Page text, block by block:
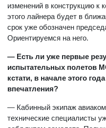
изменений в конструкцию к
этого лайнера будет в
срок уже обозначен
Ориентируемся на него.
— Есть ли уже первые
испытательных полетов
кстати, в начале этого
впечатления?
— Кабинный экипаж
технические специалисты